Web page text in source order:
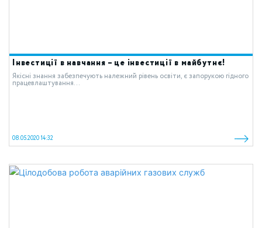
Інвестиції в навчання – це інвестиції в майбутнє!
Якісні знання забезпечують належний рівень освіти, є запорукою гідного
працевлаштування...
08.05.2020 14:32